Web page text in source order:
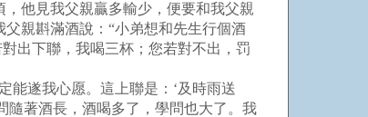
他見我父親贏多輸少，便要和我父親
親斟滿酒說：“小弟想和先生行個酒
出下聯，我喝三杯；您若對不出，罚
遂我心愿。這上聯是：‘及時雨送
隨著酒長，酒喝多了，學問也大了。我